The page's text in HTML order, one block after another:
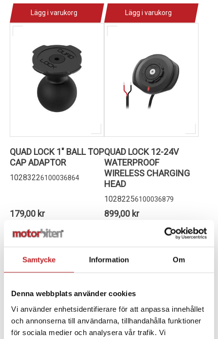
Samtycke Information Om
Denna webbplats använder cookies
Vi använder enhetsidentifierare för att anpassa innehållet
och annonserna till användarna, tillhandahålla funktioner
för sociala medier och analysera vår trafik. Vi
Lägg i varukorg Lägg i varukorg
QUAD LOCK 1" BALL TOP
CAP ADAPTOR
10283226100036864
179,00 kr
QUAD LOCK 12-24V
WATERPROOF
WIRELESS CHARGING
HEAD
10282256100036879
899,00 kr